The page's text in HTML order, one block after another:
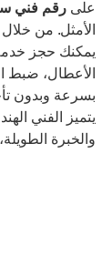
على رقم فني
الأمثل. من خلال
يمكنك حجز
الأعطال، ضبط
بسرعة وبدون
يتميز الفني
والخبرة